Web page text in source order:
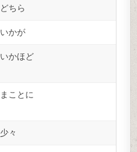
どちら
いかが
いかほど
まことに
少々